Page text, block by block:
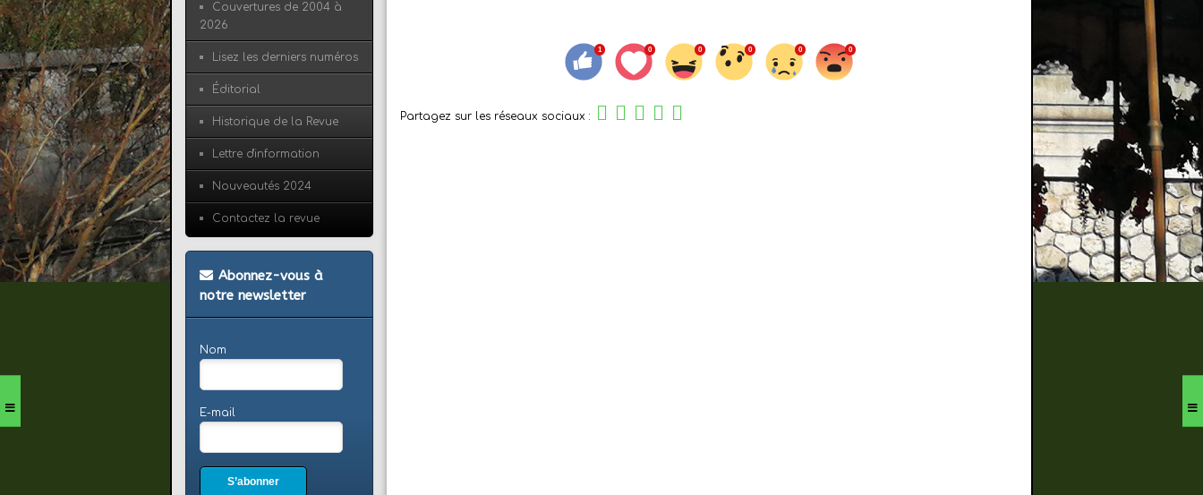
Partagez sur les réseaux sociaux :
Couvertures de 2004 à
2026
Lisez les derniers numéros
Éditorial
Historique de la Revue
Lettre d'information
Nouveautés 2024
Contactez la revue
Abonnez-vous à
notre newsletter
Nom
E-mail
S’abonner